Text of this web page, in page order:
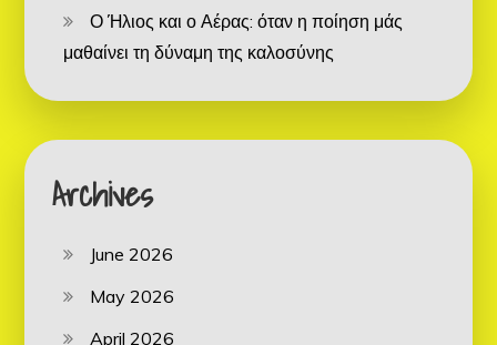
Ο Ήλιος και ο Αέρας: όταν η ποίηση μάς
μαθαίνει τη δύναμη της καλοσύνης
Archives
June 2026
May 2026
April 2026